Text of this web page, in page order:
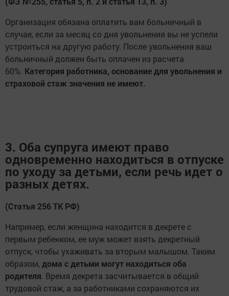
Организация обязана оплатить вам больничный в
случае, если за месяц со дня увольнения вы не успели
устроиться на другую работу. После увольнения ваш
больничный должен быть оплачен из расчета
60%. Категория работника, основание для увольнения и
страховой стаж значения не имеют.
3. Оба супруга имеют право
одновременно находиться в отпуске
по уходу за детьми, если речь идет о
разных детях.
(Статья 256 ТК РФ)
Например, если женщина находится в декрете с
первым ребенком, ее муж может взять декретный
отпуск, чтобы ухаживать за вторым малышом. Таким
образом,дома с детьми могут находиться оба
родителя. Время декрета засчитывается в общий
трудовой стаж, а за работниками сохраняются их